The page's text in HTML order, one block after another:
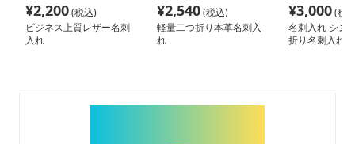
¥2,200(税込)
ビジネス上質レザー名刺
入れ
¥2,540(税込)
軽量二つ折り本革名刺入
れ
¥3,000(税
名刺入れ シン
折り名刺入れ